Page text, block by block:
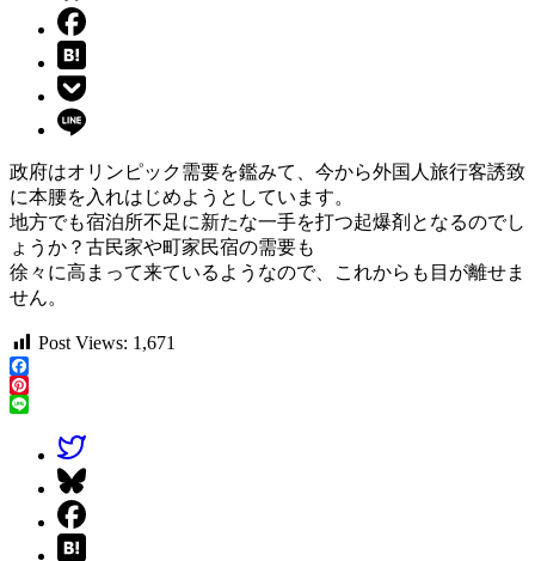
政府はオリンピック需要を鑑みて、今から外国人旅行客誘致
に本腰を入れはじめようとしています。
地方でも宿泊所不足に新たな一手を打つ起爆剤となるのでし
ょうか？古民家や町家民宿の需要も
徐々に高まって来ているようなので、これからも目が離せま
せん。
Post Views: 1,671
Facebook
Pinterest